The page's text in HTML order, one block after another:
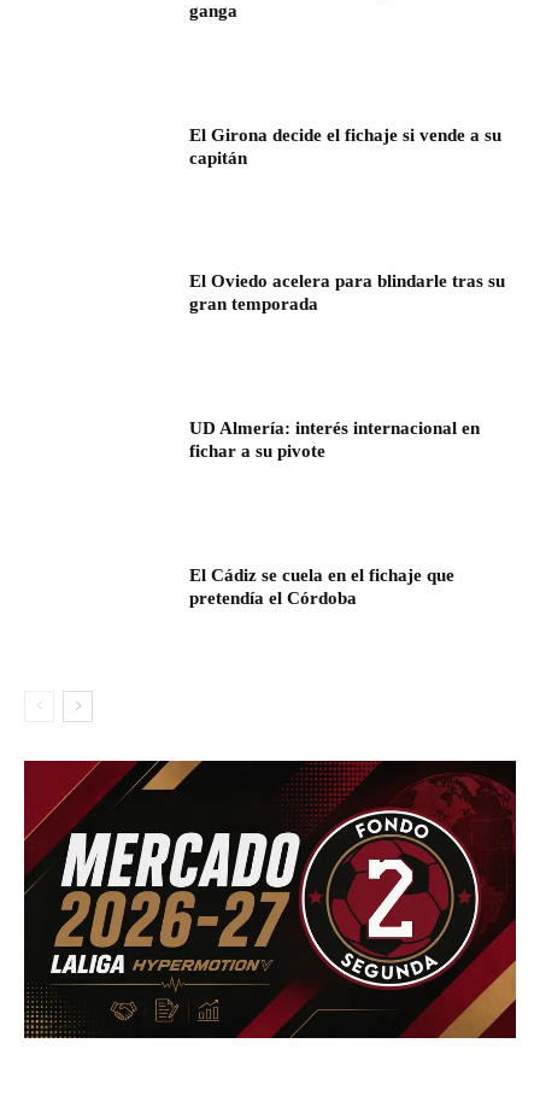
ganga
El Girona decide el fichaje si vende a su
capitán
El Oviedo acelera para blindarle tras su
gran temporada
UD Almería: interés internacional en
fichar a su pivote
El Cádiz se cuela en el fichaje que
pretendía el Córdoba